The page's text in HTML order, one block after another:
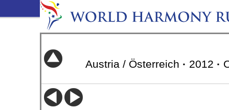
Austria / Österreich · 2012 ·